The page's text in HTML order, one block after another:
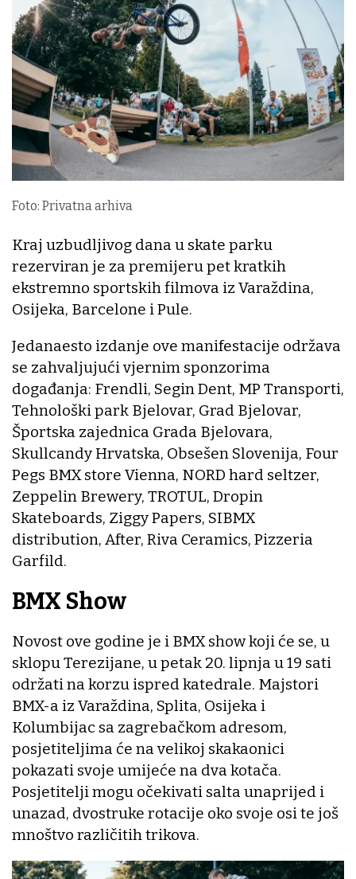
Foto: Privatna arhiva
Kraj uzbudljivog dana u skate parku
rezerviran je za premijeru pet kratkih
ekstremno sportskih filmova iz Varaždina,
Osijeka, Barcelone i Pule.
Jedanaesto izdanje ove manifestacije održava
se zahvaljujući vjernim sponzorima
događanja: Frendli, Segin Dent, MP Transporti,
Tehnološki park Bjelovar, Grad Bjelovar,
Športska zajednica Grada Bjelovara,
Skullcandy Hrvatska, Obsešen Slovenija, Four
Pegs BMX store Vienna, NORD hard seltzer,
Zeppelin Brewery, TROTUL, Dropin
Skateboards, Ziggy Papers, SIBMX
distribution, After, Riva Ceramics, Pizzeria
Garfild.
BMX Show
Novost ove godine je i BMX show koji će se, u
sklopu Terezijane, u petak 20. lipnja u 19 sati
održati na korzu ispred katedrale. Majstori
BMX-a iz Varaždina, Splita, Osijeka i
Kolumbijac sa zagrebačkom adresom,
posjetiteljima će na velikoj skakaonici
pokazati svoje umijeće na dva kotača.
Posjetitelji mogu očekivati salta unaprijed i
unazad, dvostruke rotacije oko svoje osi te još
mnoštvo različitih trikova.